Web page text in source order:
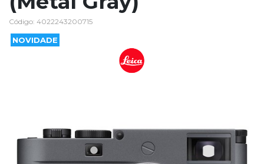
Código: 4022243200715
NOVIDADE